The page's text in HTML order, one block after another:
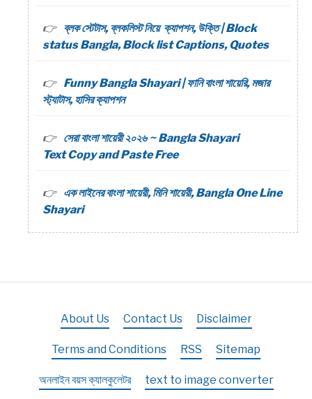
ব্লক স্টেটাস, ব্লকলিস্ট নিয়ে ক্যাপশন, উক্তি | Block
status Bangla, Block list Captions, Quotes
Funny Bangla Shayari | ফানি বাংলা শায়েরি, মজার
স্ট্যাটাস, হাসির ক্যাপশন
সেরা বাংলা শায়েরী ২০২৬ ~ Bangla Shayari
Text Copy and Paste Free
এক লাইনের বাংলা শায়েরী, মিনি শায়েরী, Bangla One Line
Shayari
About Us Contact Us Disclaimer
Terms and Conditions RSS Sitemap
অনলাইন বয়স ক্যালকুলেটর text to image converter